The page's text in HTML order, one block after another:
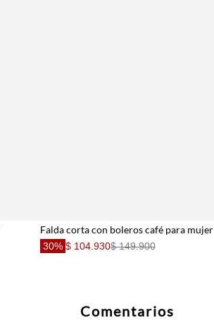
Falda corta con boleros café para mujer
30% $ 104.930$ 149.900
Comentarios